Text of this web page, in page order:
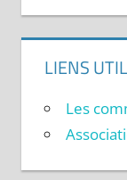
LIENS
Les